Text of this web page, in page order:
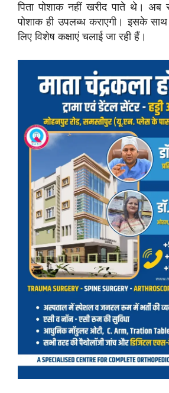
पिता पोशाक नहीं खरीद पाते थे। अब
पोशाक ही उपलब्ध कराएगी। इसके
लिए विशेष कक्षाएं चलाई जा रही हैं।